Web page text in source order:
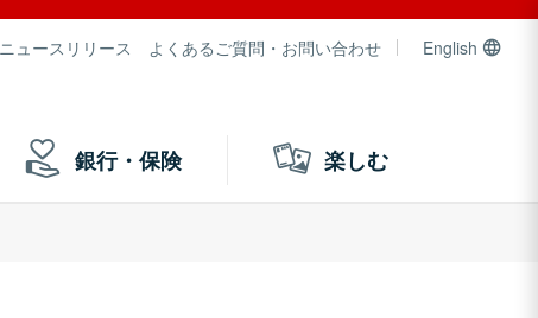
ニュースリリース よくあるご質問・お問い合わせ English
銀行・保険 楽しむ